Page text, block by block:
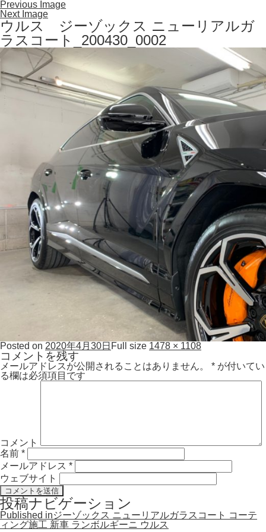
Previous Image
Next Image
ウルス ジーゾックス ニューリアルガ
ラスコート_200430_0002
Posted on 2020年4月30日 Full size 1478 × 1108
コメントを残す
メールアドレスが公開されることはありません。 * が付いてい
る欄は必須項目です
コメント
名前 *
メールアドレス *
ウェブサイト
投稿ナビゲーション
Published inジーゾックス ニューリアルガラスコート コーテ
ィング施工 新車 ランボルギーニ ウルス